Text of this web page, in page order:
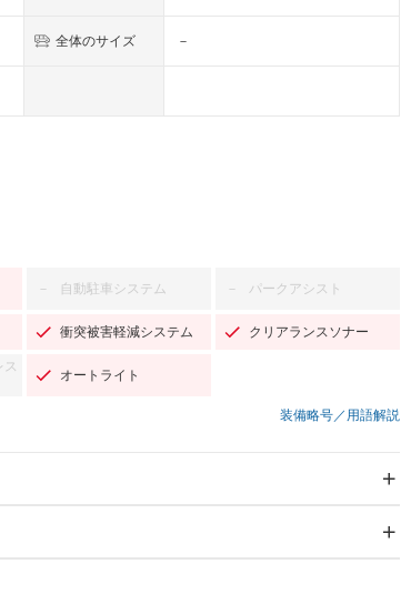
全体のサイズ －
－ 自動駐車システム － パークアシスト
衝突被害軽減システム クリアランスソナー
ス
オートライト
装備略号／用語解説